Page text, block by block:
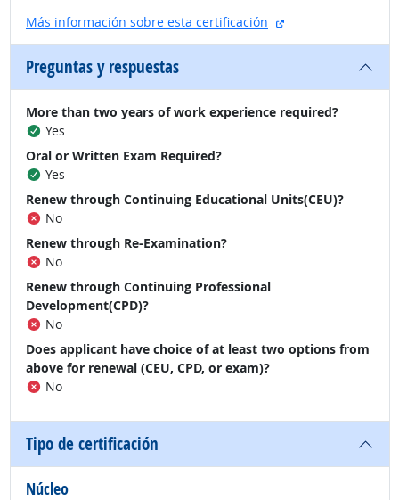
Más información sobre esta certificación sitio externo
Preguntas y respuestas
More than two years of work experience required?
Yes
Oral or Written Exam Required?
Yes
Renew through Continuing Educational Units(CEU)?
No
Renew through Re-Examination?
No
Renew through Continuing Professional
Development(CPD)?
No
Does applicant have choice of at least two options from
above for renewal (CEU, CPD, or exam)?
No
Tipo de certificación
Núcleo